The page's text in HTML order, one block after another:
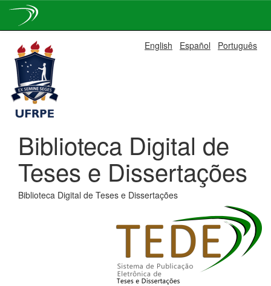
navigation
English Español Português
Biblioteca Digital de
Teses e Dissertações
Biblioteca Digital de Teses e Dissertações